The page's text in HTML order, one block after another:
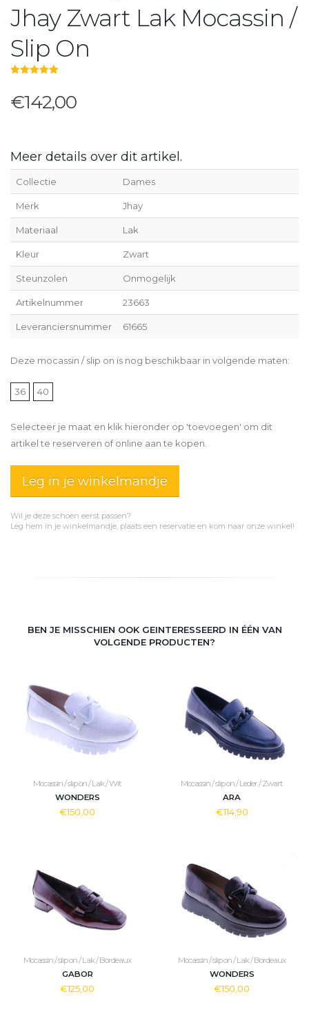
Jhay Zwart Lak Mocassin /
Slip On
€142,00
Meer details over dit artikel.
Collectie Dames
Merk Jhay
Materiaal Lak
Kleur Zwart
Steunzolen Onmogelijk
Artikelnummer 23663
Leveranciersnummer 61665
Deze mocassin / slip on is nog beschikbaar in volgende maten:
36 40
Selecteer je maat en klik hieronder op 'toevoegen' om dit
artikel te reserveren of online aan te kopen.
Leg in je winkelmandje
Wil je deze schoen eerst passen?
Leg hem in je winkelmandje, plaats een reservatie en kom naar onze winkel!
BEN JE MISSCHIEN OOK GEINTERESSEERD IN ÉÉN VAN
VOLGENDE PRODUCTEN?
Mocassin / slip on / Lak / Wit
WONDERS
€150,00
Mocassin / slip on / Leder / Zwart
ARA
€114,90
Mocassin / slip on / Lak / Bordeaux
GABOR
€125,00
Mocassin / slip on / Lak / Bordeaux
WONDERS
€150,00